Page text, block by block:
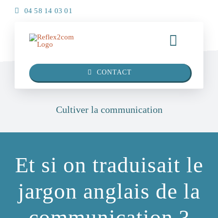
04 58 14 03 01
Toggle
Bienvenue
Votre agence
La communauté R2C
Nos réalisations
CONTACT
Cultiver la communication
Et si on traduisait le
jargon anglais de la